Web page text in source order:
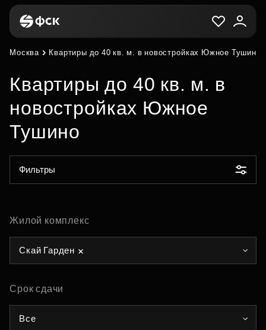
Москва Квартиры до 40 кв. м. в новостройках Южное Тушино
Квартиры до 40 кв. м. в
новостройках Южное
Тушино
Фильтры
Жилой комплекс
Скай Гарден
Срок сдачи
Все